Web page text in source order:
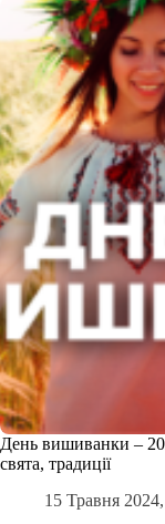
День вишиванки –
свята, традиції
15 Травня